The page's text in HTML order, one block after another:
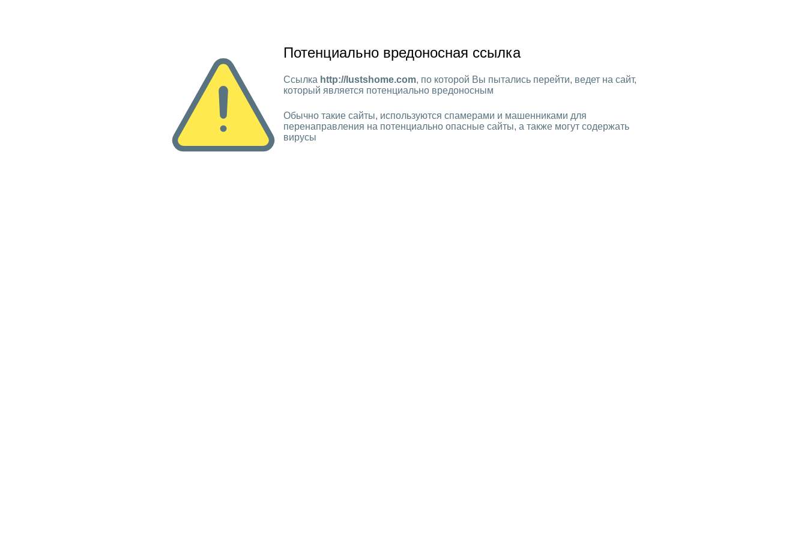
Потенциально вредоносная ссылка
Ссылка http://lustshome.com, по которой Вы пытались перейти, ведет на сайт,
который является потенциально вредоносным
Обычно такие сайты, используются спамерами и машенниками для
перенаправления на потенциально опасные сайты, а также могут содержать
вирусы